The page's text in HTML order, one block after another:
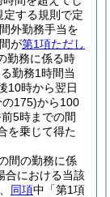
定する規則で定
外勤務手当を
が第1項ただし
勤務に係る時
勤務1時間当
10時から翌日
175)から100
5時までの間
を乗じて得た
間の勤務に係
合における当該
同項中「第1項